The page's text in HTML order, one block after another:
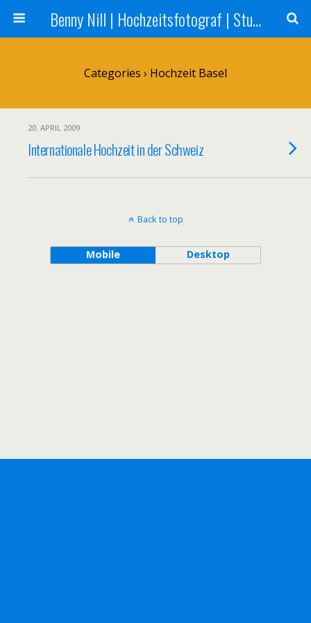
Benny Nill | Hochzeitsfotograf | Stuttgart, Tübingen, Reutlingen
Categories › Hochzeit Basel
20. APRIL 2009
Internationale Hochzeit in der Schweiz
Back to top
Mobile Desktop